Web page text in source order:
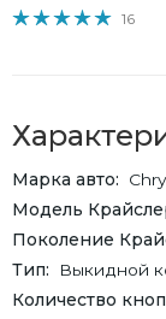
16
Марка авто
Модель
Поколение
Тип
Выкидной
Количество